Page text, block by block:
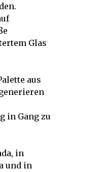
Glas
aus
in Gang zu
in
und in